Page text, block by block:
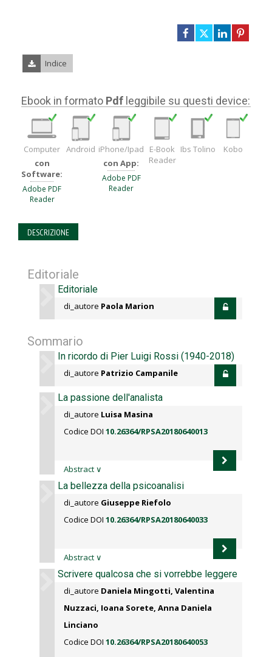
Indice
Ebook in formato Pdf leggibile su questi device:
Computer
con
Software:
Adobe PDF
Reader
Android iPhone/Ipad
con App:
Adobe PDF
Reader
E-Book
Reader
Ibs Tolino Kobo
DESCRIZIONE
Editoriale
Editoriale
di_autore Paola Marion
Sommario
In ricordo di Pier Luigi Rossi (1940-2018)
di_autore Patrizio Campanile
La passione dell'analista
di_autore Luisa Masina
Codice DOI 10.26364/RPSA20180640013
Abstract ∨
La bellezza della psicoanalisi
di_autore Giuseppe Riefolo
Codice DOI 10.26364/RPSA20180640033
Abstract ∨
Scrivere qualcosa che si vorrebbe leggere
di_autore Daniela Mingotti, Valentina
Nuzzaci, Ioana Sorete, Anna Daniela
Linciano
Codice DOI 10.26364/RPSA20180640053